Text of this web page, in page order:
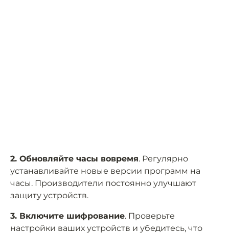
2. Обновляйте часы вовремя. Регулярно
устанавливайте новые версии программ на
часы. Производители постоянно улучшают
защиту устройств.
3. Включите шифрование. Проверьте
настройки ваших устройств и убедитесь, что